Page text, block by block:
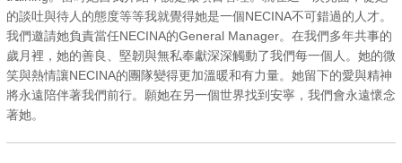
的談吐與待人的態度等等我就覺得她是一個NECINA不可錯過的人才。
我們邀請她負責當任NECINA的General Manager。在我們多年共事的
歲月裡，她的善良、堅韌與無私奉獻深深觸動了我們每一個人。她的微
笑與熱情讓NECINA的團隊變得更加溫暖和有力量。她留下的愛與精神
將永遠陪伴著我們前行。願她在另一個世界找到安寧，我們會永遠懷念
著她。